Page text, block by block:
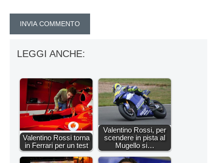
LEGGI ANCHE:
Valentino Rossi torna
in Ferrari per un test
Valentino Rossi, per
scendere in pista al
Mugello si…